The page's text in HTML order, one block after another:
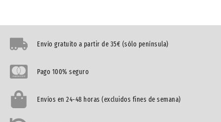
Envío gratuíto a partir de 35€ (sólo península)
Pago 100% seguro
Envíos en 24-48 horas (excluidos fines de semana)